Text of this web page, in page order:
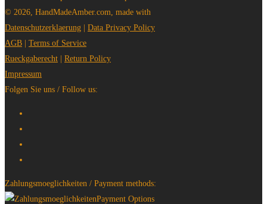
© 2026, HandMadeAmber.com, made with
Datenschutzerklaerung
Data Privacy Policy
AGB
Terms of Service
Rueckgaberecht
Return Policy
Impressum
Folgen Sie uns / Follow us:
Zahlungsmoeglichkeiten / Payment methods: